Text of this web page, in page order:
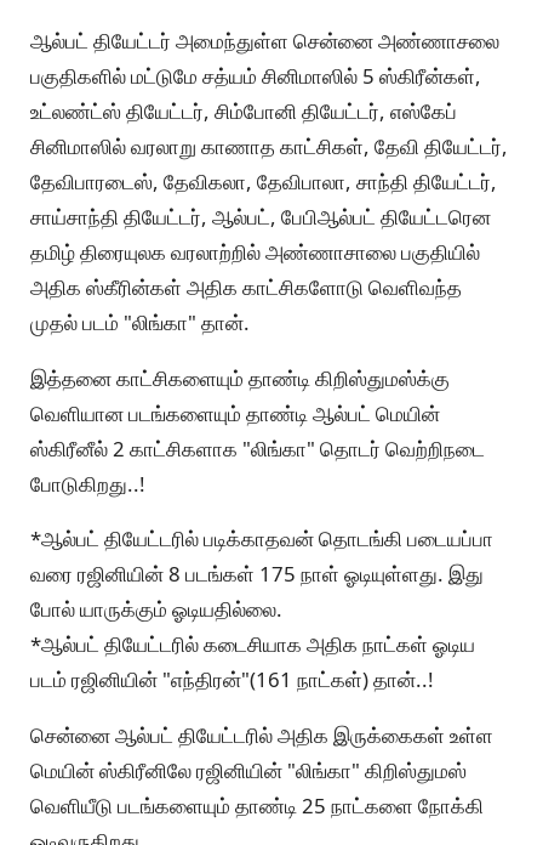
ஆல்பட் தியேட்டர் அமைந்துள்ள சென்னை அண்ணாசலை
பகுதிகளில் மட்டுமே சத்யம் சினிமாஸில் 5 ஸ்கிரீன்கள்,
உட்லண்ட்ஸ் தியேட்டர், சிம்போனி தியேட்டர், எஸ்கேப்
சினிமாஸில் வரலாறு காணாத காட்சிகள், தேவி தியேட்டர்,
தேவிபாரடைஸ், தேவிகலா, தேவிபாலா, சாந்தி தியேட்டர்,
சாய்சாந்தி தியேட்டர், ஆல்பட், பேபிஆல்பட் தியேட்டரென
தமிழ் திரையுலக வரலாற்றில் அண்ணாசாலை பகுதியில்
அதிக ஸ்கீரின்கள் அதிக காட்சிகளோடு வெளிவந்த
முதல் படம் "லிங்கா" தான்.
இத்தனை காட்சிகளையும் தாண்டி கிறிஸ்துமஸ்க்கு
வெளியான படங்களையும் தாண்டி ஆல்பட் மெயின்
ஸ்கிரீனீல் 2 காட்சிகளாக "லிங்கா" தொடர் வெற்றிநடை
போடுகிறது..!
*ஆல்பட் தியேட்டரில் படிக்காதவன் தொடங்கி படையப்பா
வரை ரஜினியின் 8 படங்கள் 175 நாள் ஓடியுள்ளது. இது
போல் யாருக்கும் ஓடியதில்லை.
*ஆல்பட் தியேட்டரில் கடைசியாக அதிக நாட்கள் ஓடிய
படம் ரஜினியின் "எந்திரன்"(161 நாட்கள்) தான்..!
சென்னை ஆல்பட் தியேட்டரில் அதிக இருக்கைகள் உள்ள
மெயின் ஸ்கிரீனிலே ரஜினியின் "லிங்கா" கிறிஸ்துமஸ்
வெளியீடு படங்களையும் தாண்டி 25 நாட்களை நோக்கி